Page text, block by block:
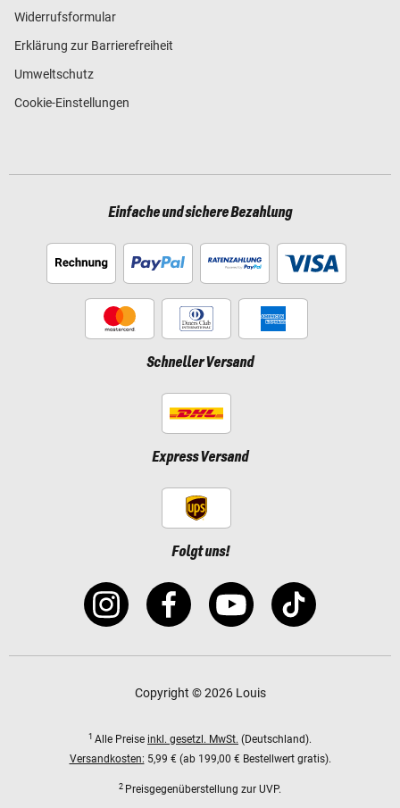
Widerrufsformular
Erklärung zur Barrierefreiheit
Umweltschutz
Cookie-Einstellungen
Einfache und sichere Bezahlung
Schneller Versand
Express Versand
Folgt uns!
Copyright © 2026 Louis
1 Alle Preise inkl. gesetzl. MwSt. (Deutschland).
Versandkosten: 5,99 € (ab 199,00 € Bestellwert gratis).
2 Preisgegenüberstellung zur UVP.